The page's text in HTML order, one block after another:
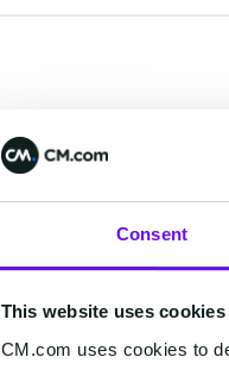
Consent
This website uses cookies
CM.com uses cookies to